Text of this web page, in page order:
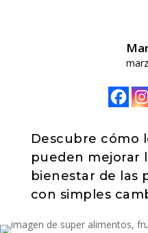
Descubre cómo
pueden mejorar
bienestar de las
con simples